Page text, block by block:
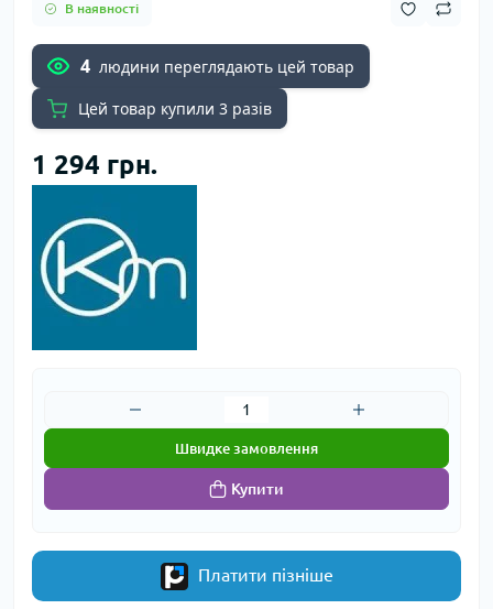
В наявності
4 людини переглядають цей товар
Цей товар купили 3 разів
1 294 грн.
Купити
Швидке замовлення
Платити пізніше